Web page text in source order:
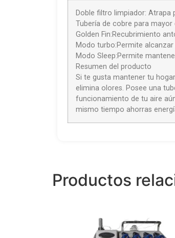
Doble filtro limpiador: Atrapa
Tubería de cobre para mayor
Golden Fin:Recubrimiento
Modo turbo:Permite
Modo Sleep:Permite
Resumen del producto
Si te gusta mantener tu
elimina olores. Posee una
funcionamiento de tu aire
mismo tiempo ahorras
Productos